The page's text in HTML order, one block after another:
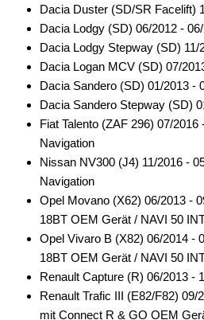
für Jeep
für Kia
für Lancia
für Land Rover
für Lexus
für Lincoln
für MAN
für Mazda
für Mercedes-Benz
für Mercury
Dacia Duster (SD/SR Facelift)
Dacia Lodgy (SD) 06/2012 -
Dacia Lodgy Stepway (SD) 11/
Dacia Logan MCV (SD) 07/
Dacia Sandero (SD) 01/2013 -
Dacia Sandero Stepway (SD)
Fiat Talento (ZAF 296) 07/
Navigation
Nissan NV300 (J4) 11/2016 -
Navigation
Opel Movano (X62) 06/2013 -
18BT OEM Gerät / NAVI 50
Opel Vivaro B (X82) 06/2014 -
18BT OEM Gerät / NAVI 50
Renault Capture (R) 06/2013 -
Renault Trafic III (E82/F82) 09/
mit Connect R & GO OEM